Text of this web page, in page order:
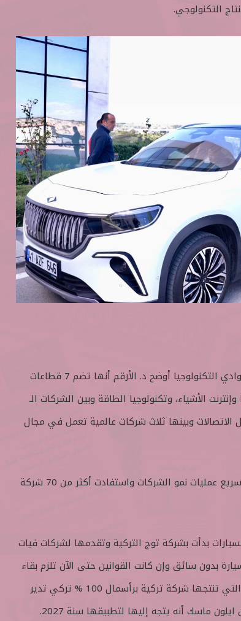
التكنولوجي.
وحول المجالات الأساسية التي يدعمها وادي التكنولوجيا أوضح د. الأرقم أنها تضم 7 قطاعات
الأشياء، وتكنولوجيا الطاقة وبين الشركات الـ
في مجال الاتصالات وبينها ثلاث شركات عالمية تعمل في مجال
ويتم في الوادي تطبيق برامج معنية لتسريع عمليات نمو الشركات واستفادت أكثر من 70 شركة
بدأت بشركة توج التركية وتقدمها لشركات فيات
بدون سائق وإن كانت القوانين حتى الآن تلزم بقاء
شخص على مقعد القيادة لكن السيارة التي تنتجها شركة تركية برأسمال 100 % تركي تدير
ماسك أنه يتجه إليها لتطبيقها سنة 2027.